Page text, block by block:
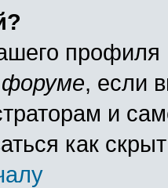
, если
и
как